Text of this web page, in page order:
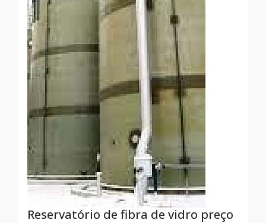
Reservatório de fibra de vidro preço